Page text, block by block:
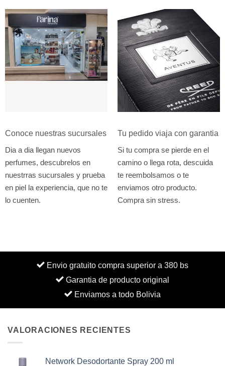
Conoce nuestras sucursales
Dia a dia llegan nuevos
perfumes, descubrelos en
nuestrras sucursales y prueba
en piel la experiencia, que no te
lo cuenten.
Tu pedido viaja con garantia
Si tu compra se pierde en el
camino o llega rota, descuida
te reembolsamos o te
enviamos otro producto.
Compra sin stress.
Envio gratuito compra superior a 380 bs
Garantia de producto original
Enviamos a todo Bolivia
VALORACIONES RECIENTES
Network Desodortante Spray 200 ml